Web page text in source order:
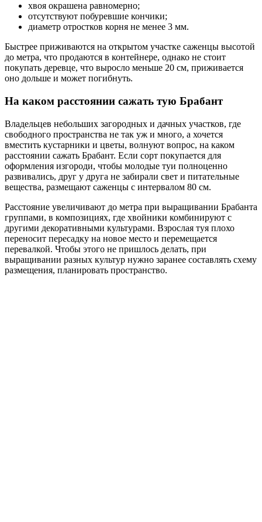
хвоя окрашена равномерно;
отсутствуют побуревшие кончики;
диаметр отростков корня не менее 3 мм.
Быстрее приживаются на открытом участке саженцы высотой
до метра, что продаются в контейнере, однако не стоит
покупать деревце, что выросло меньше 20 см, приживается
оно дольше и может погибнуть.
На каком расстоянии сажать тую Брабант
Владельцев небольших загородных и дачных участков, где
свободного пространства не так уж и много, а хочется
вместить кустарники и цветы, волнуют вопрос, на каком
расстоянии сажать Брабант. Если сорт покупается для
оформления изгороди, чтобы молодые туи полноценно
развивались, друг у друга не забирали свет и питательные
вещества, размещают саженцы с интервалом 80 см.
Расстояние увеличивают до метра при выращивании Брабанта
группами, в композициях, где хвойники комбинируют с
другими декоративными культурами. Взрослая туя плохо
переносит пересадку на новое место и перемещается
перевалкой. Чтобы этого не пришлось делать, при
выращивании разных культур нужно заранее составлять схему
размещения, планировать пространство.